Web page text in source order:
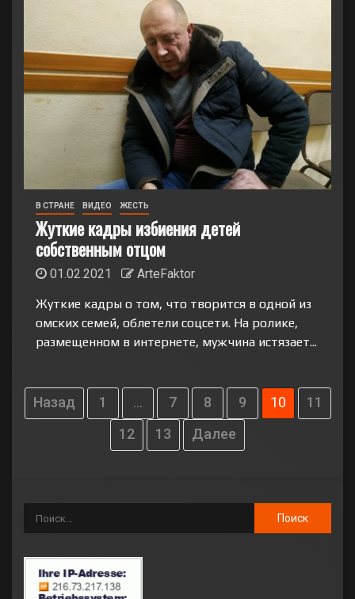
В СТРАНЕ ВИДЕО ЖЕСТЬ
Жуткие кадры избиения детей
собственным отцом
01.02.2021
ArteFaktor
Жуткие кадры о том, что творится в одной из
омских семей, облетели соцсети. На ролике,
размещенном в интернете, мужчина истязает...
Назад 1 … 7 8 9 10
11
12
13 Далее